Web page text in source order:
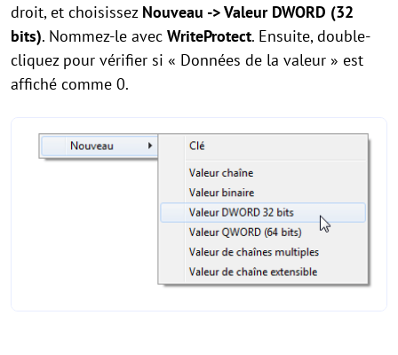
droit, et choisissez Nouveau -> Valeur DWORD (32
bits). Nommez-le avec WriteProtect. Ensuite, double-
cliquez pour vérifier si « Données de la valeur » est
affiché comme 0.